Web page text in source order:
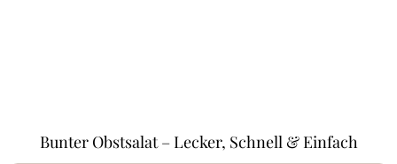
Bunter Obstsalat – Lecker, Schnell & Einfach